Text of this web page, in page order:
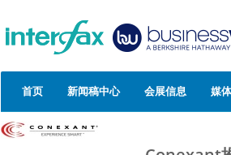
首页 新闻稿中心 会展信息 媒